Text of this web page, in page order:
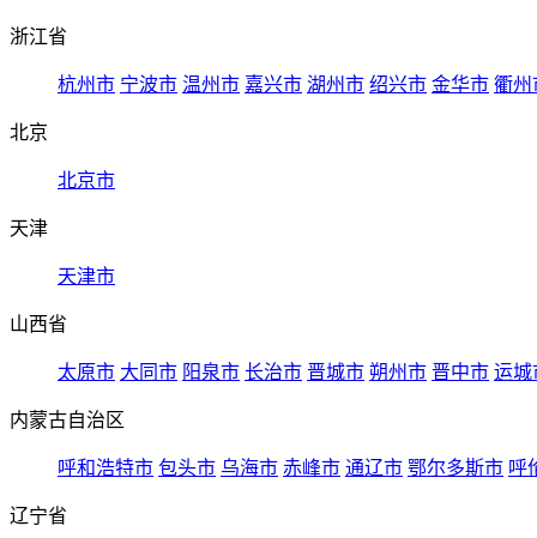
浙江省
杭州市 宁波市 温州市 嘉兴市 湖州市 绍兴市 金华市 衢州
北京
北京市
天津
天津市
山西省
太原市 大同市 阳泉市 长治市 晋城市 朔州市 晋中市 运城
内蒙古自治区
呼和浩特市 包头市 乌海市 赤峰市 通辽市 鄂尔多斯市 呼
辽宁省